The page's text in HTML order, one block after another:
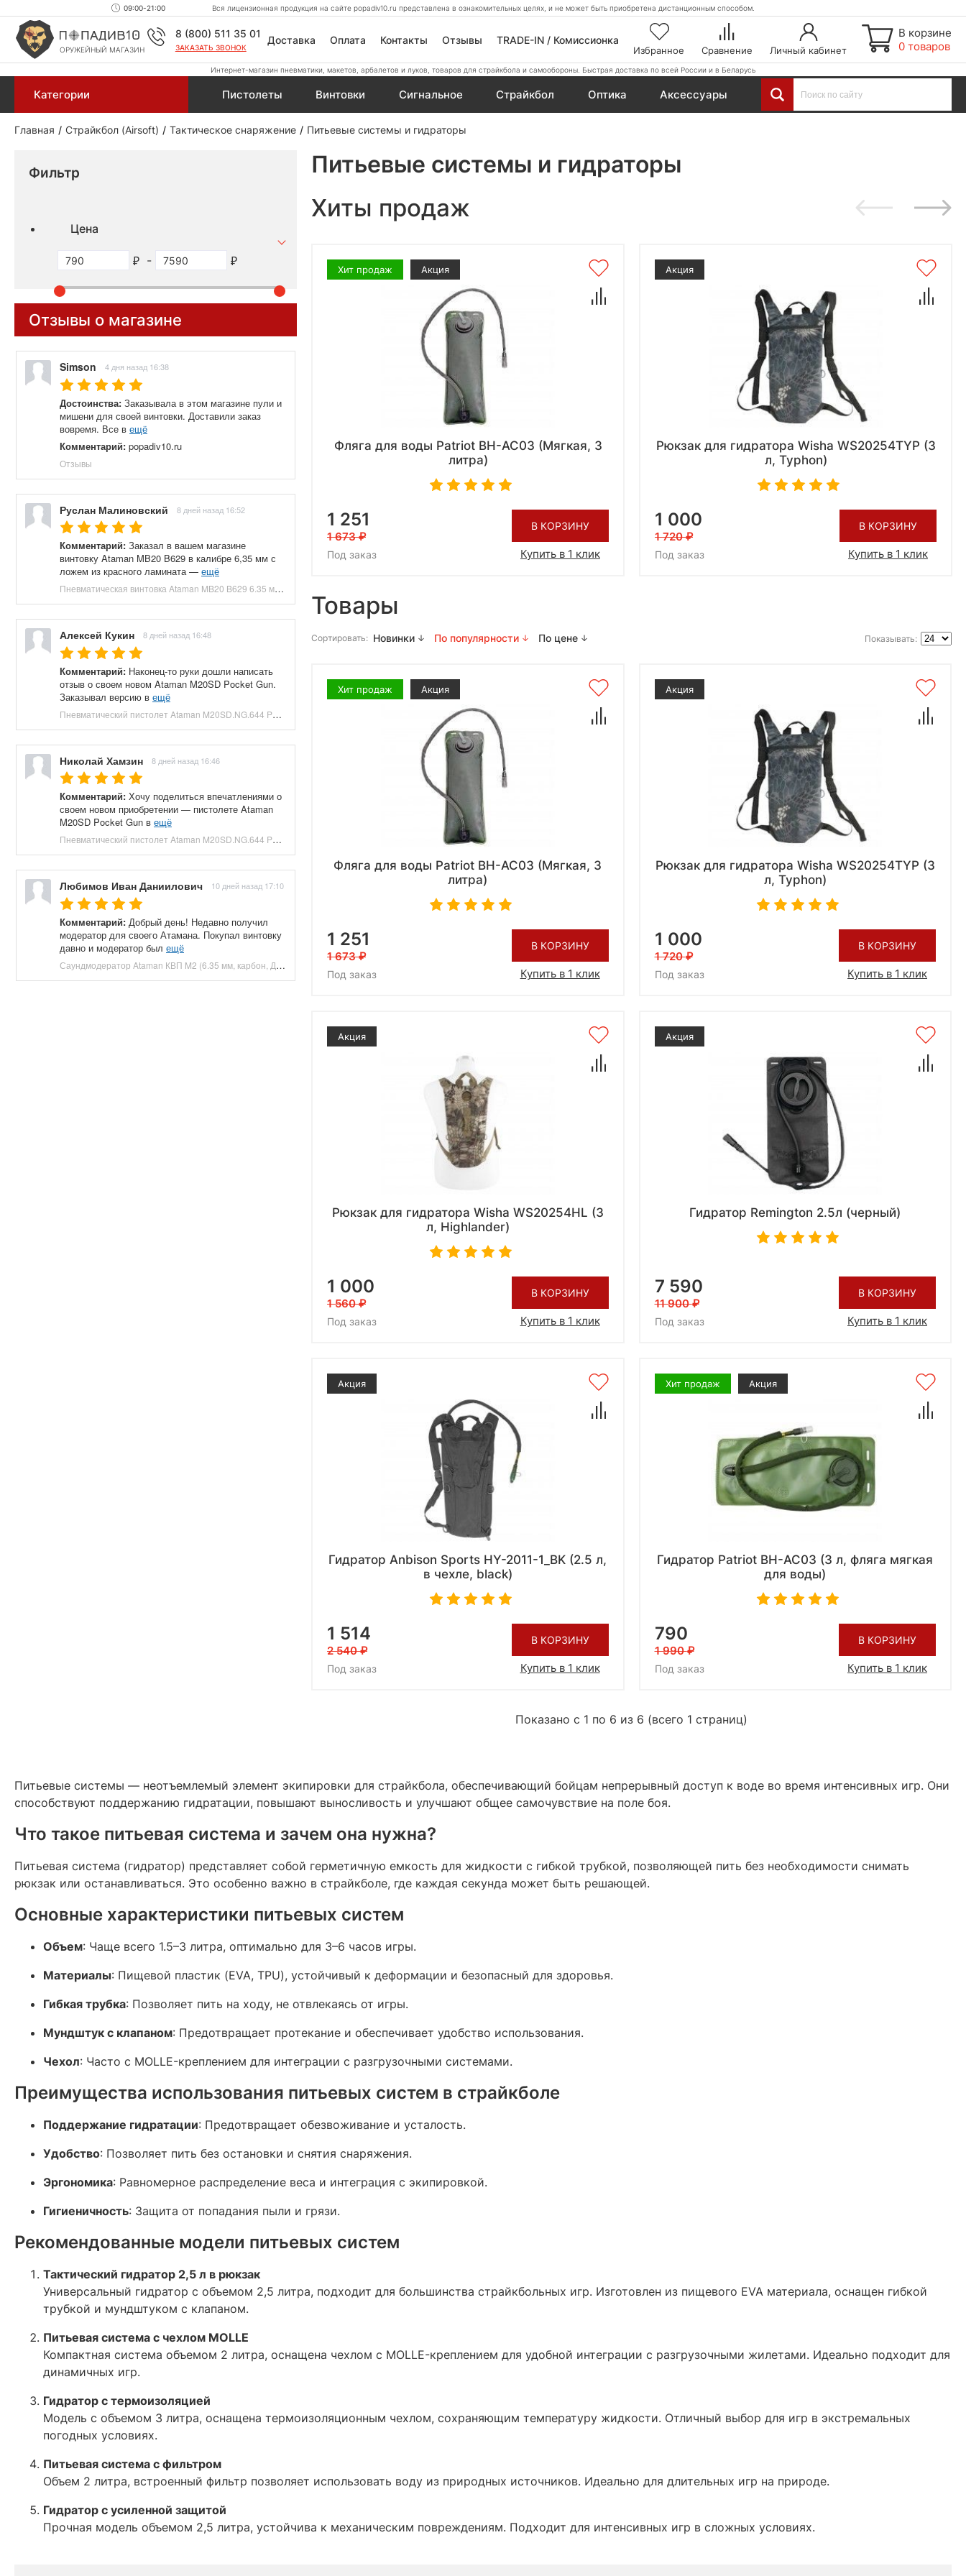
09:00-21:00 Вся лицензионная продукция на сайте popadiv10.ru представлена в ознакомительных целях, и не может быть приобретена дистанционным способом.
ОРУЖЕЙНЫЙ МАГАЗИН
8 (800) 511 35 01
ЗАКАЗАТЬ ЗВОНОК
Доставка Оплата Контакты Отзывы TRADE-IN / Комиссионка
Избранное Сравнение Личный кабинет
В корзине
0 товаров
Интернет-магазин пневматики, макетов, арбалетов и луков, товаров для страйкбола и самообороны. Быстрая доставка по всей России и в Беларусь
Категории Пистолеты Винтовки Сигнальное Страйкбол Оптика Аксессуары
Главная Страйкбол (Airsoft) Тактическое снаряжение Питьевые системы и гидраторы
Фильтр
Цена
-
Отзывы о магазине
Simson 4 дня назад 16:38
Достоинства: Заказывала в этом магазине пули и
мишени для своей винтовки. Доставили заказ
вовремя. Все в ещё
Комментарий: popadiv10.ru
Отзывы
Руслан Малиновский 8 дней назад 16:52
Комментарий: Заказал в вашем магазине
винтовку Ataman MB20 B629 в калибре 6,35 мм с
ложем из красного ламината — ещё
Пневматическая винтовка Ataman MB20 B629 6.35 мм (редуктор, под полнотел, колба, красный ламинат) купить в Москве и СПБ, цена 153100 руб. Доставка по РФ!
Алексей Кукин 8 дней назад 16:48
Комментарий: Наконец-то руки дошли написать
отзыв о своем новом Ataman M20SD Pocket Gun.
Заказывал версию в ещё
Пневматический пистолет Ataman M20SD.NG.644 Pocket Gun 6.35 мм (приклад, полнотел, бук, зеленый) купить в Москве и СПБ, цена 130000 руб. Доставка по РФ!
Николай Хамзин 8 дней назад 16:46
Комментарий: Хочу поделиться впечатлениями о
своем новом приобретении — пистолете Ataman
M20SD Pocket Gun в ещё
Пневматический пистолет Ataman M20SD.NG.644 Pocket Gun 6.35 мм (приклад, полнотел, бук, красный) купить в Москве и СПБ, цена 130000 руб. Доставка по РФ!
Любимов Иван Даниилович 10 дней назад 17:10
Комментарий: Добрый день! Недавно получил
модератор для своего Атамана. Покупал винтовку
давно и модератор был ещё
Саундмодератор Ataman КВП M2 (6.35 мм, карбон, ДТК) купить в Москве и СПБ, цена 12210 руб. Доставка по РФ!
Питьевые системы и гидраторы
Хиты продаж
Хит продаж Акция
Фляга для воды Patriot BH-AC03 (Мягкая, 3
литра)
1 251
1 673
Под заказ
В КОРЗИНУ
Купить в 1 клик
Акция
Рюкзак для гидратора Wisha WS20254TYP (3
л, Typhon)
1 000
1 720
Под заказ
В КОРЗИНУ
Купить в 1 клик
Товары
Сортировать: Новинки По популярности По цене Показывать:
Хит продаж Акция
Фляга для воды Patriot BH-AC03 (Мягкая, 3
литра)
1 251
1 673
Под заказ
В КОРЗИНУ
Купить в 1 клик
Акция
Рюкзак для гидратора Wisha WS20254TYP (3
л, Typhon)
1 000
1 720
Под заказ
В КОРЗИНУ
Купить в 1 клик
Акция
Рюкзак для гидратора Wisha WS20254HL (3
л, Highlander)
1 000
1 560
Под заказ
В КОРЗИНУ
Купить в 1 клик
Акция
Гидратор Remington 2.5л (черный)
7 590
11 900
Под заказ
В КОРЗИНУ
Купить в 1 клик
Акция
Гидратор Anbison Sports HY-2011-1_BK (2.5 л,
в чехле, black)
1 514
2 540
Под заказ
В КОРЗИНУ
Купить в 1 клик
Хит продаж Акция
Гидратор Patriot BH-AC03 (3 л, фляга мягкая
для воды)
790
1 990
Под заказ
В КОРЗИНУ
Купить в 1 клик
Показано с 1 по 6 из 6 (всего 1 страниц)
Питьевые системы — неотъемлемый элемент экипировки для страйкбола, обеспечивающий бойцам непрерывный доступ к воде во время интенсивных игр. Они
способствуют поддержанию гидратации, повышают выносливость и улучшают общее самочувствие на поле боя.​
Что такое питьевая система и зачем она нужна?
Питьевая система (гидратор) представляет собой герметичную емкость для жидкости с гибкой трубкой, позволяющей пить без необходимости снимать
рюкзак или останавливаться. Это особенно важно в страйкболе, где каждая секунда может быть решающей.​
Основные характеристики питьевых систем
Объем: Чаще всего 1.5–3 литра, оптимально для 3–6 часов игры.
Материалы: Пищевой пластик (EVA, TPU), устойчивый к деформации и безопасный для здоровья.
Гибкая трубка: Позволяет пить на ходу, не отвлекаясь от игры.
Мундштук с клапаном: Предотвращает протекание и обеспечивает удобство использования.
Чехол: Часто с MOLLE-креплением для интеграции с разгрузочными системами.​
Преимущества использования питьевых систем в страйкболе
Поддержание гидратации: Предотвращает обезвоживание и усталость.
Удобство: Позволяет пить без остановки и снятия снаряжения.
Эргономика: Равномерное распределение веса и интеграция с экипировкой.
Гигиеничность: Защита от попадания пыли и грязи.​
Рекомендованные модели питьевых систем
Тактический гидратор 2,5 л в рюкзак
Универсальный гидратор с объемом 2,5 литра, подходит для большинства страйкбольных игр. Изготовлен из пищевого EVA материала, оснащен гибкой
трубкой и мундштуком с клапаном.
Питьевая система с чехлом MOLLE
Компактная система объемом 2 литра, оснащена чехлом с MOLLE-креплением для удобной интеграции с разгрузочными жилетами. Идеально подходит для
динамичных игр.
Гидратор с термоизоляцией
Модель с объемом 3 литра, оснащена термоизоляционным чехлом, сохраняющим температуру жидкости. Отличный выбор для игр в экстремальных
погодных условиях.
Питьевая система с фильтром
Объем 2 литра, встроенный фильтр позволяет использовать воду из природных источников. Идеально для длительных игр на природе.
Гидратор с усиленной защитой
Прочная модель объемом 2,5 литра, устойчива к механическим повреждениям. Подходит для интенсивных игр в сложных условиях.